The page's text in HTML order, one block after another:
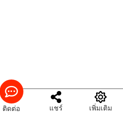
ติดต่อ แชร์ เพิ่มเติม